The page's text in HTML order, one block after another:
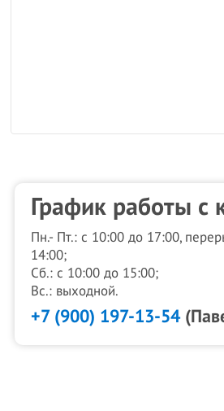
График работы с
Пн.- Пт.: с 10:00 до 17:00,
14:00;
Сб.: с 10:00 до 15:00;
Вс.: выходной.
+7 (900) 197-13-54